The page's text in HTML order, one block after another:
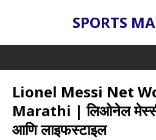
SPORTS
Lionel Messi Net
Marathi | लिओनेल
आणि लाइफस्टाइल